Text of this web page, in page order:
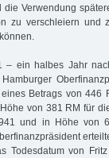
die Verwendung
zu verschleiern und
– ein halbes Jahr
Betrags von 446
von 381 RM für
und in Höhe von
Todesdatum von